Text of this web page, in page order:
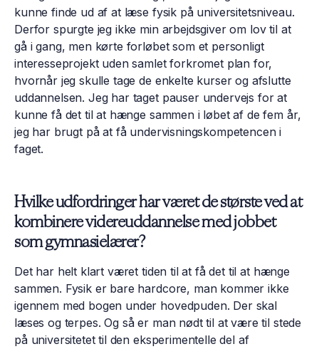
kunne finde ud af at læse fysik på universitetsniveau.
Derfor spurgte jeg ikke min arbejdsgiver om lov til at
gå i gang, men kørte forløbet som et personligt
interesseprojekt uden samlet forkromet plan for,
hvornår jeg skulle tage de enkelte kurser og afslutte
uddannelsen. Jeg har taget pauser undervejs for at
kunne få det til at hænge sammen i løbet af de fem år,
jeg har brugt på at få undervisningskompetencen i
faget.
Hvilke udfordringer har været de største ved at
kombinere videreuddannelse med jobbet
som gymnasielærer?
Det har helt klart været tiden til at få det til at hænge
sammen. Fysik er bare hardcore, man kommer ikke
igennem med bogen under hovedpuden. Der skal
læses og terpes. Og så er man nødt til at være til stede
på universitetet til den eksperimentelle del af